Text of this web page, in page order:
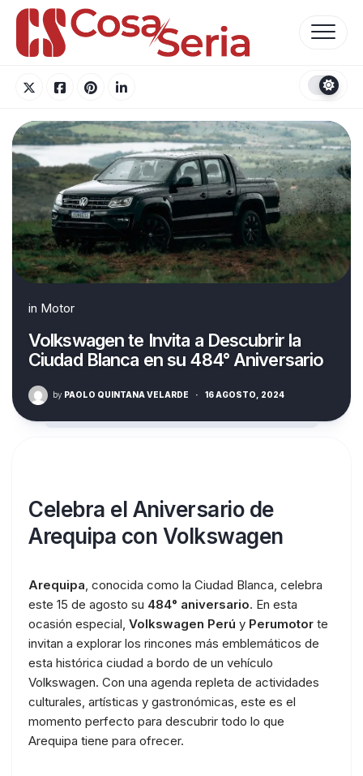
Skip
content
in Motor
Volkswagen te Invita a Descubrir la
Ciudad Blanca en su 484° Aniversario
by PAOLO QUINTANA VELARDE · 16 AGOSTO, 2024
Celebra el Aniversario de
Arequipa con Volkswagen
Arequipa, conocida como la Ciudad Blanca, celebra
este 15 de agosto su 484° aniversario. En esta
ocasión especial, Volkswagen Perú y Perumotor te
invitan a explorar los rincones más emblemáticos de
esta histórica ciudad a bordo de un vehículo
Volkswagen. Con una agenda repleta de actividades
culturales, artísticas y gastronómicas, este es el
momento perfecto para descubrir todo lo que
Arequipa tiene para ofrecer.